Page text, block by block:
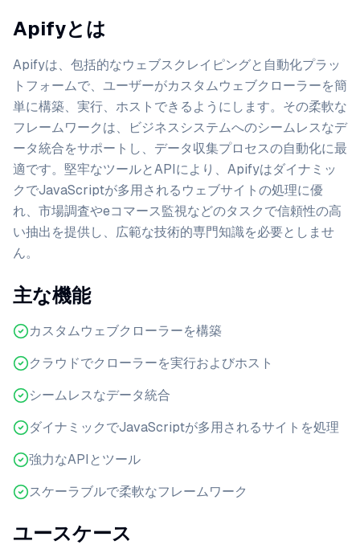
Apifyとは
Apifyは、包括的なウェブスクレイピングと自動化プラッ
トフォームで、ユーザーがカスタムウェブクローラーを簡
単に構築、実行、ホストできるようにします。その柔軟な
フレームワークは、ビジネスシステムへのシームレスなデ
ータ統合をサポートし、データ収集プロセスの自動化に最
適です。堅牢なツールとAPIにより、Apifyはダイナミッ
クでJavaScriptが多用されるウェブサイトの処理に優
れ、市場調査やeコマース監視などのタスクで信頼性の高
い抽出を提供し、広範な技術的専門知識を必要としませ
ん。
主な機能
カスタムウェブクローラーを構築
クラウドでクローラーを実行およびホスト
シームレスなデータ統合
ダイナミックでJavaScriptが多用されるサイトを処理
強力なAPIとツール
スケーラブルで柔軟なフレームワーク
ユースケース